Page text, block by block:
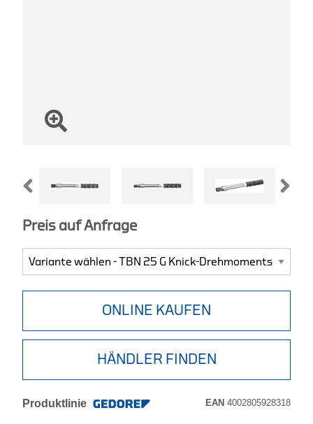
Preis auf Anfrage
ONLINE KAUFEN
HÄNDLER FINDEN
Produktlinie EAN 4002805928318